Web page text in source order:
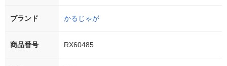
ブランド かるじゃが
商品番号 RX60485